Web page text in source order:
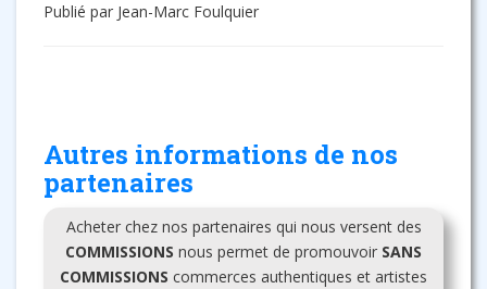
Publié par Jean-Marc Foulquier
Autres informations de nos
partenaires
Acheter chez nos partenaires qui nous versent des
COMMISSIONS nous permet de promouvoir SANS
COMMISSIONS commerces authentiques et artistes